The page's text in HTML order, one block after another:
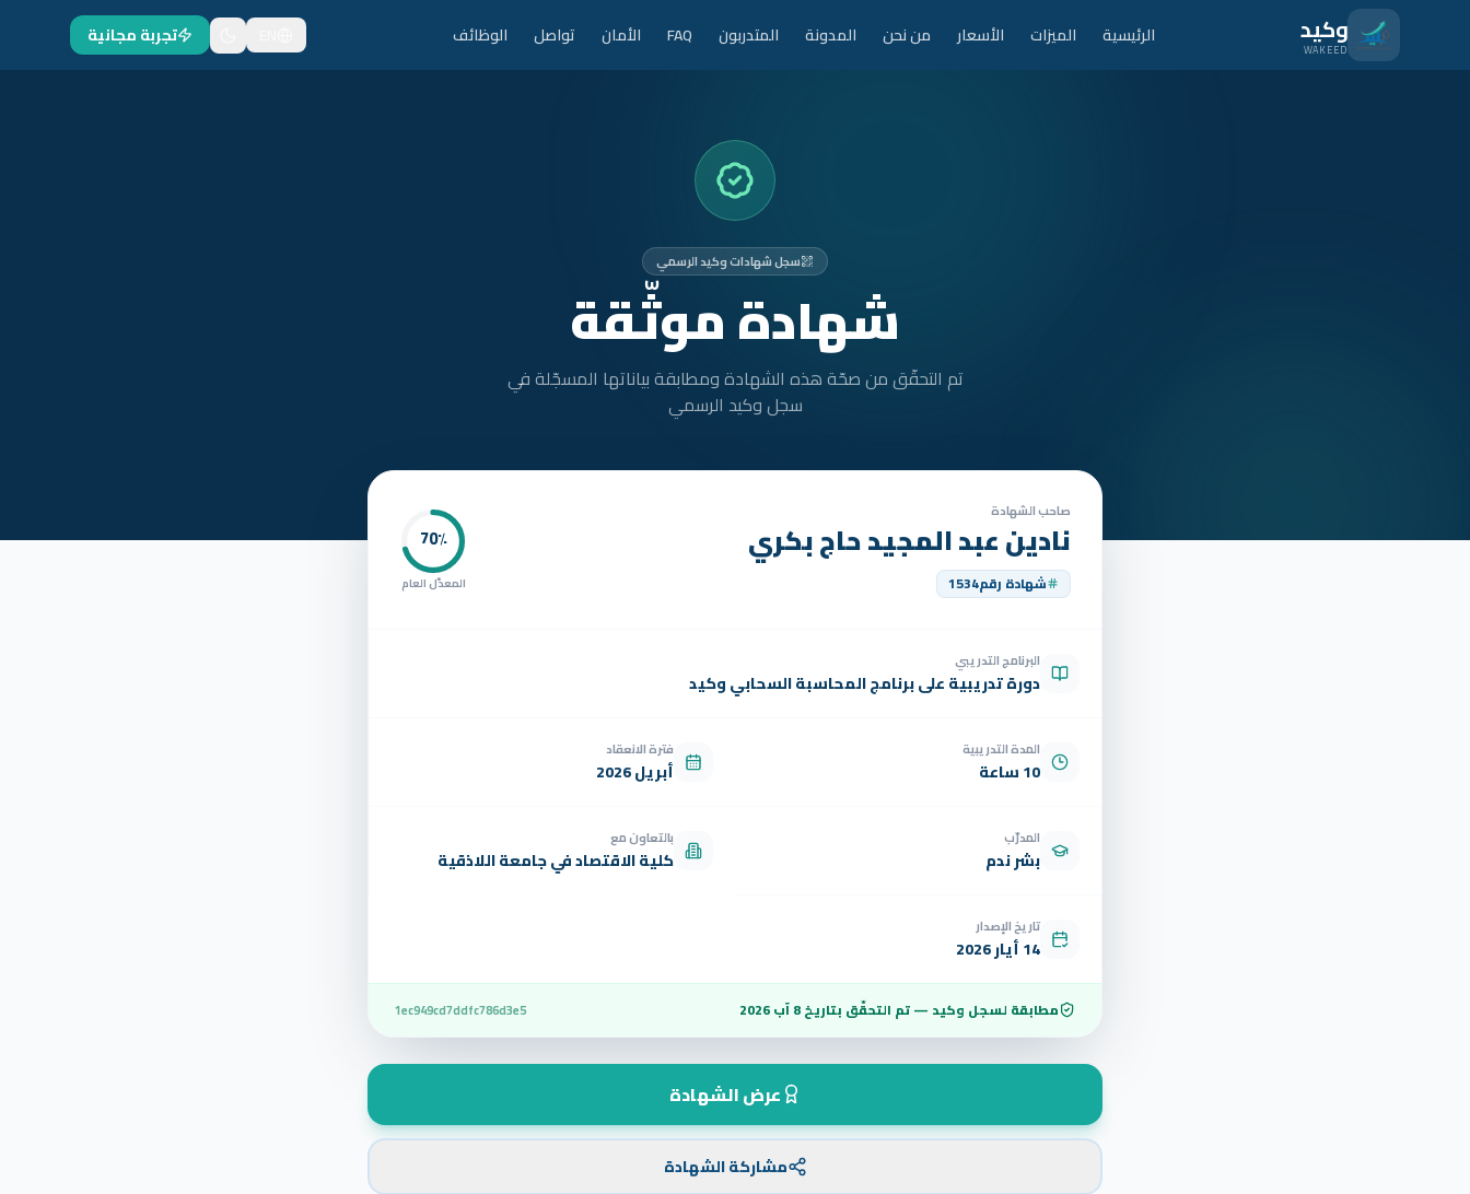
انتقل للمحتوى الرئيسيوكيد
WAKEED الرئيسية الميزات الأسعار من نحن المدونة المتدربون FAQ الأمان تواصل الوظائف تجربة مجانية
سجل شهادات وكيد الرسمي
شهادة موثّقة
تم التحقّق من صحّة هذه الشهادة ومطابقة بياناتها المسجّلة في
سجل وكيد الرسمي
صاحب الشهادة
نادين عبد المجيد حاج بكري
شهادة رقم1534
70٪
المعدّل العام
البرنامج التدريبي
دورة تدريبية على برنامج المحاسبة السحابي وكيد
المدة التدريبية
10 ساعة
فترة الانعقاد
أبريل 2026
المدرّب
بشر ندم
بالتعاون مع
كلية الاقتصاد في جامعة اللاذقية
تاريخ الإصدار
14 أيار 2026
مطابقة لسجل وكيد — تم التحقّق بتاريخ8 آب 2026 1ec949cd7ddfc786d3e5
عرض الشهادة
مشاركة الشهادة